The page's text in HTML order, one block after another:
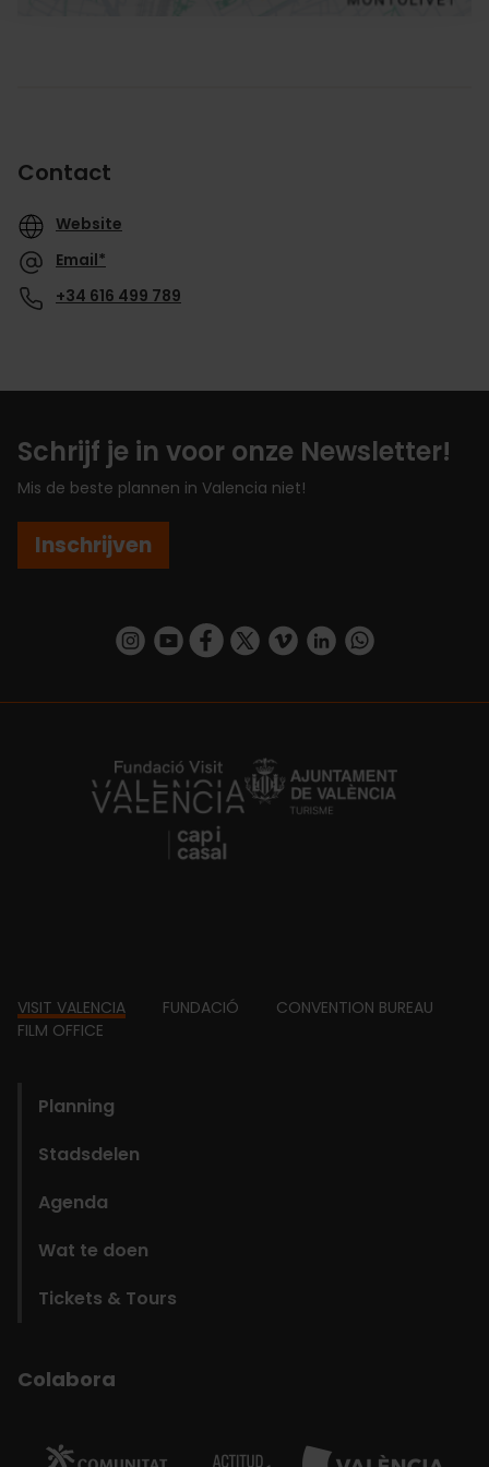
Contact
Website
Email*
+34 616 499 789
Schrijf je in voor onze Newsletter!
Mis de beste plannen in Valencia niet!
Inschrijven
https://www.instagram.com/visit_valencia/
https://www.youtube.com/user/
https://www.facebook.com/
https://twitter.com/
https://vimeo.com/
https://www.linkedin.com/company/turismo-valencia/https://api.whatsapp.com/send/
https://fundacion.visitvalencia.com/
Footer
VISIT VALENCIA FUNDACIÓ
CONVENTION BUREAU
FILM OFFICE
Planning
Stadsdelen
Agenda
Wat te doen
Tickets & Tours
Colabora